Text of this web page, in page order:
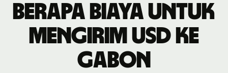
Berapa biaya untuk
mengirim USD ke
Gabon